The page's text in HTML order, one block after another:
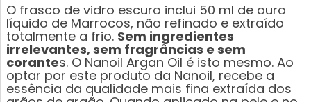
O frasco de vidro escuro inclui 50 ml de ouro
líquido de Marrocos, não refinado e extraído
totalmente a frio. Sem ingredientes
irrelevantes, sem fragrâncias e sem
corantes. O Nanoil Argan Oil é isto mesmo. Ao
optar por este produto da Nanoil, recebe a
essência da qualidade mais fina extraída dos